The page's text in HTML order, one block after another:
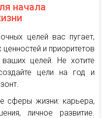
начала
целей вас пугает,
и приоритетов
целей. Не хотите
цели на год и
сферы жизни: карьера,
личное развитие.